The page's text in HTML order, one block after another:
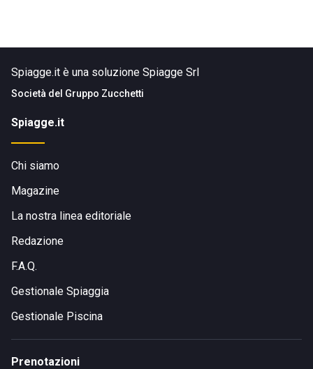
Spiagge.it è una soluzione Spiagge Srl
Società del Gruppo Zucchetti
Spiagge.it
Chi siamo
Magazine
La nostra linea editoriale
Redazione
F.A.Q.
Gestionale Spiaggia
Gestionale Piscina
Prenotazioni